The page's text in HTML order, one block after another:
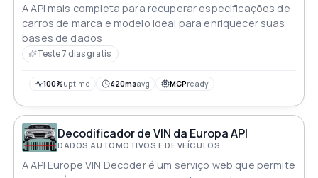
A API mais completa para recuperar especificações de
carros de marca e modelo Ideal para enriquecer suas
bases de dados
Teste 7 dias gratis
100%uptime 420msavg MCPready
Decodificador de VIN da Europa API
DADOS AUTOMOTIVOS E DE VEÍCULOS
A API Europe VIN Decoder é um serviço web que permite